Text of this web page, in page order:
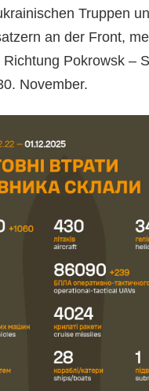
Truppen
an der Front,
Pokrowsk –
November.